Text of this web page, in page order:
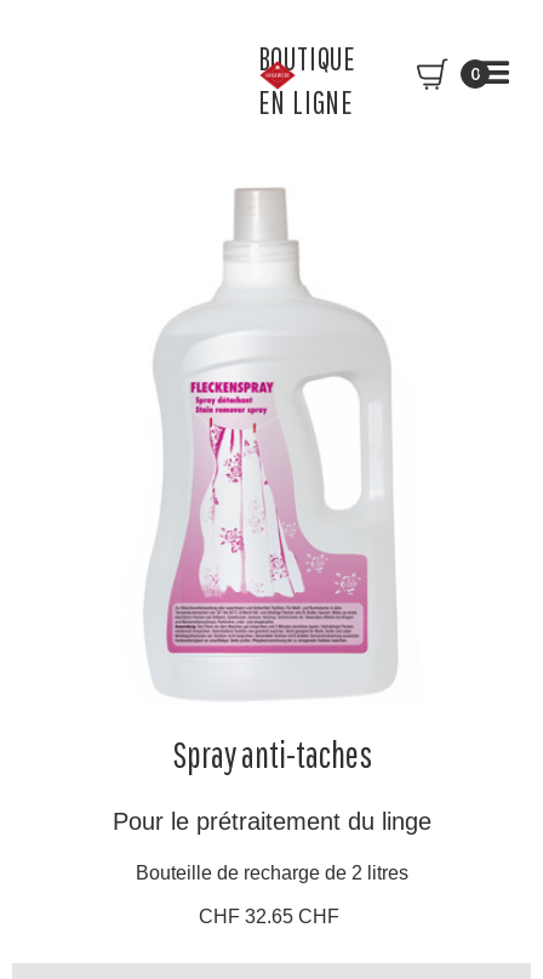
BOUTIQUE
EN LIGNE
0
Spray anti-taches
Pour le prétraitement du linge
Bouteille de recharge de 2 litres
CHF 32.65 CHF